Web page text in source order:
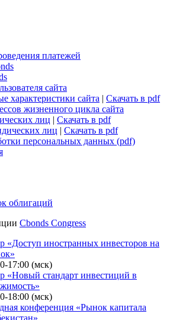
платежей
сайта
характеристики сайта | Скачать в pdf
жизненного цикла сайта
лиц | Скачать в pdf
лиц | Скачать в pdf
персональных данных (pdf)
облигаций
Cbonds Congress
«Доступ иностранных инвесторов на
17:00 (мск)
«Новый стандарт инвестиций в
18:00 (мск)
конференция «Рынок капитала